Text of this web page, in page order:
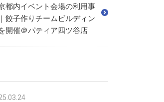
都内イベント会場の利用事
餃子作りチームビルディン
開催＠パティア四ツ谷店